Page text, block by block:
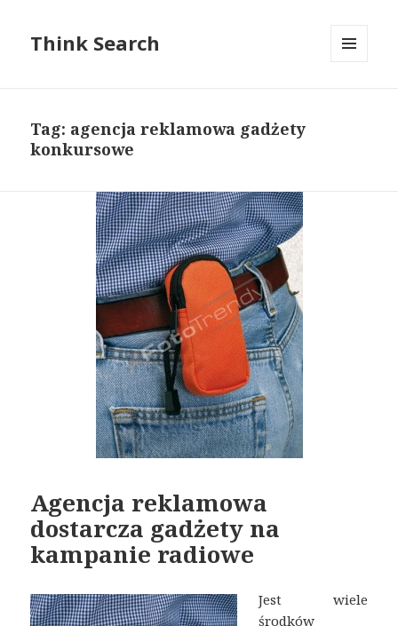
Think Search
Tag: agencja reklamowa gadżety
konkursowe
Agencja reklamowa
dostarcza gadżety na
kampanie radiowe
Jest wiele
środków